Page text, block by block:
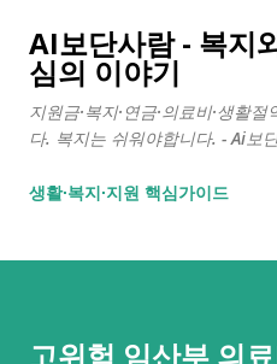
기본 콘텐
AI보단사람 - 복지
심의 이야기
지원금·복지·연금·의료비·생활
다. 복지는 쉬워야합니다. - Ai보
생활∙복지∙지원 핵심가이드
고위험 임산부 의